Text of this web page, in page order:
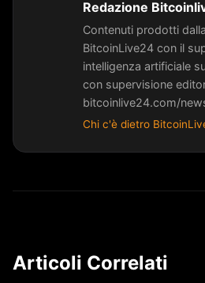
Redazione
Contenuti prodotti
BitcoinLive24 con il
intelligenza artificiale
con supervisione
bitcoinlive24.com/
Chi c'è dietro
Articoli Correlati